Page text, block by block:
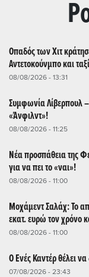
Οπαδός των Χιτ
Αντετοκούνμπο και
08/08/2026 - 13:31
Συμφωνία Λίβερπουλ
«Άνφιλντ»!
08/08/2026 - 11:25
Νέα προσπάθεια της
για να πει το «ναι»!
08/08/2026 - 11:00
Μοχάμεντ Σαλάχ: Το
εκατ. ευρώ τον χρόνο
08/08/2026 - 11:00
Ο Ενές Καντέρ θέλει
07/08/2026 - 23:43